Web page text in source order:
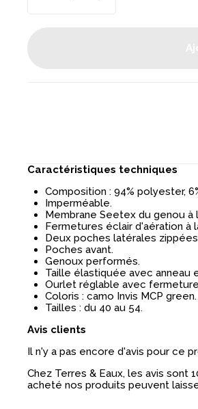
Caractéristiques techniques
Composition : 94% polyester,
Imperméable.
Membrane Seetex du genou à
Fermetures éclair d'aération à
Deux poches latérales
Poches avant.
Genoux performés.
Taille élastiquée avec anneau
Ourlet réglable avec
Coloris : camo Invis MCP green.
Tailles : du 40 au 54.
Avis clients
Il n'y a pas encore d'avis pour ce
Chez Terres & Eaux, les avis sont
acheté nos produits peuvent